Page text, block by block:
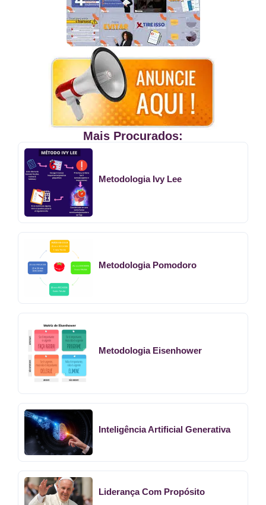
Mais Procurados:
Metodologia Ivy Lee
Metodologia Pomodoro
Metodologia Eisenhower
Inteligência Artificial Generativa
Liderança Com Propósito